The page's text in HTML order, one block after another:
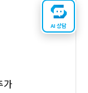
가
AI 상담